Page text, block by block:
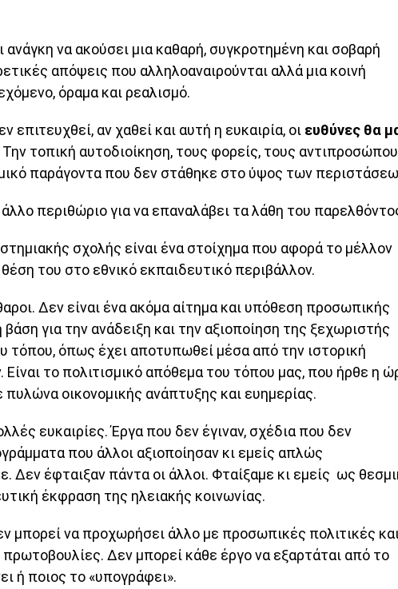
ανάγκη να ακούσει μια καθαρή, συγκροτημένη και σοβαρή
απόψεις που αλληλοαναιρούνται αλλά μια κοινή
όραμα και ρεαλισμό.
επιτευχθεί, αν χαθεί και αυτή η ευκαιρία, οι ευθύνες θα
Την τοπική αυτοδιοίκηση, τους φορείς, τους
παράγοντα που δεν στάθηκε στο ύψος των
περιθώριο για να επαναλάβει τα λάθη του
σχολής είναι ένα στοίχημα που αφορά το μέλλον
του στο εθνικό εκπαιδευτικό περιβάλλον.
Δεν είναι ένα ακόμα αίτημα και υπόθεση προσωπικής
βάση για την ανάδειξη και την αξιοποίηση της ξεχωριστής
τόπου, όπως έχει αποτυπωθεί μέσα από την ιστορική
Είναι το πολιτισμικό απόθεμα του τόπου μας, που ήρθε η
οικονομικής ανάπτυξης και ευημερίας.
ευκαιρίες. Έργα που δεν έγιναν, σχέδια που δεν
που άλλοι αξιοποίησαν κι εμείς απλώς
Δεν έφταιξαν πάντα οι άλλοι. Φταίξαμε κι εμείς ως
έκφραση της ηλειακής κοινωνίας.
μπορεί να προχωρήσει άλλο με προσωπικές πολιτικές
Δεν μπορεί κάθε έργο να εξαρτάται από το
ή ποιος το «υπογράφει».